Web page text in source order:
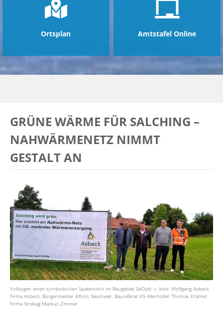
Ortsplan Amtstafel Online
GRÜNE WÄRME FÜR SALCHING –
NAHWÄRMENETZ NIMMT
GESTALT AN
Vollzogen einen symbolischen Spatenstich im Baugebiet SalOpb: v. links: Wolfgang Asbeck,
Firma Asbeck, Bürgermeister Alfons Neumeier, Baureferat VG Aiterhofen Thomas Krämer,
Firma Strabag Markus Zimmer